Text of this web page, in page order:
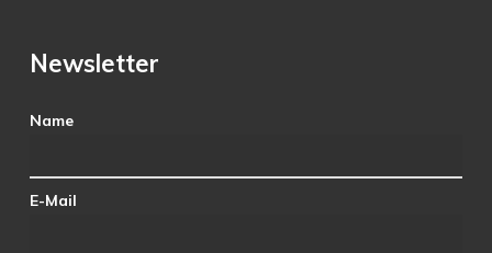
Newsletter
Name
E-Mail